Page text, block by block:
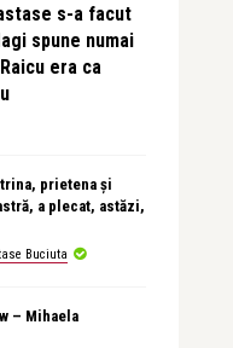
s-a facut
spune numai
era ca
prietena și
a plecat, astăzi,
Buciuta
– Mihaela